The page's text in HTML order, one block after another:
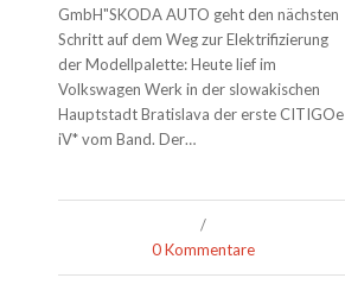
GmbH"SKODA AUTO geht den nächsten
Schritt auf dem Weg zur Elektrifizierung
der Modellpalette: Heute lief im
Volkswagen Werk in der slowakischen
Hauptstadt Bratislava der erste CITIGOe
iV* vom Band. Der…
/
0 Kommentare